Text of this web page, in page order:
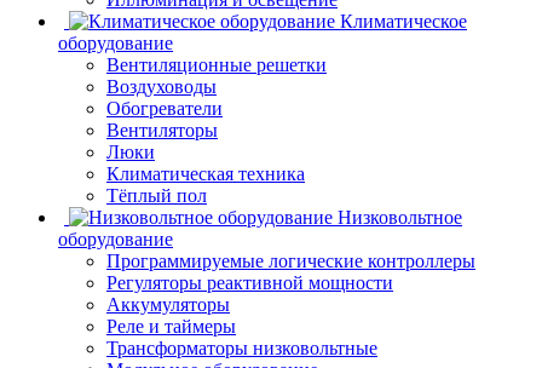
Климатическое
оборудование
Вентиляционные решетки
Воздуховоды
Обогреватели
Вентиляторы
Люки
Климатическая техника
Тёплый пол
Низковольтное
оборудование
Программируемые логические контроллеры
Регуляторы реактивной мощности
Аккумуляторы
Реле и таймеры
Трансформаторы низковольтные